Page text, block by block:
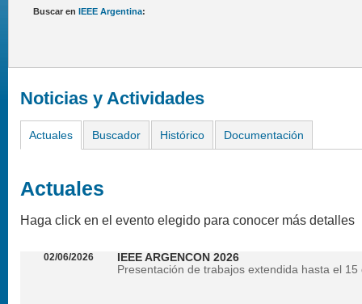
Buscar en IEEE Argentina:
Noticias y Actividades
Actuales Buscador Histórico Documentación
Actuales
Haga click en el evento elegido para conocer más detalles
02/06/2026
IEEE ARGENCON 2026
Presentación de trabajos extendida hasta el 15